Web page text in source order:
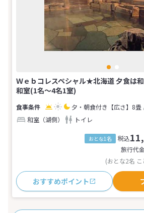
Ｗｅｂコレスペシャル★北海道 夕食は
和室(1名～4名1室)
夕・朝食付き 【広さ】8畳
和室（湖側）
トイレ
おとな1名 税込
旅行代
(おとな2名
おすすめポイント